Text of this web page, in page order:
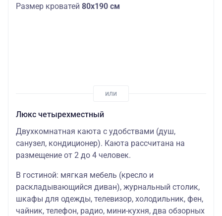
Размер кроватей 80х190 см
Люкс четырехместный
Двухкомнатная каюта с удобствами (душ,
санузел, кондиционер). Каюта рассчитана на
размещение от 2 до 4 человек.
В гостиной: мягкая мебель (кресло и
раскладывающийся диван), журнальный столик,
шкафы для одежды, телевизор, холодильник, фен,
чайник, телефон, радио, мини-кухня, два обзорных